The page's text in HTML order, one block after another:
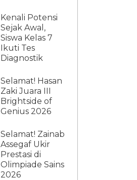
Kenali Potensi
Sejak Awal,
Siswa Kelas 7
Ikuti Tes
Diagnostik
Selamat! Hasan
Zaki Juara III
Brightside of
Genius 2026
Selamat! Zainab
Assegaf Ukir
Prestasi di
Olimpiade Sains
2026